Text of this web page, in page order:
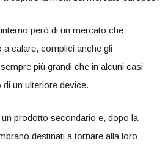
però di un mercato che
a calare, complici anche gli
più grandi che in alcuni casi
di un ulteriore device.
prodotto secondario e, dopo la
destinati a tornare alla loro